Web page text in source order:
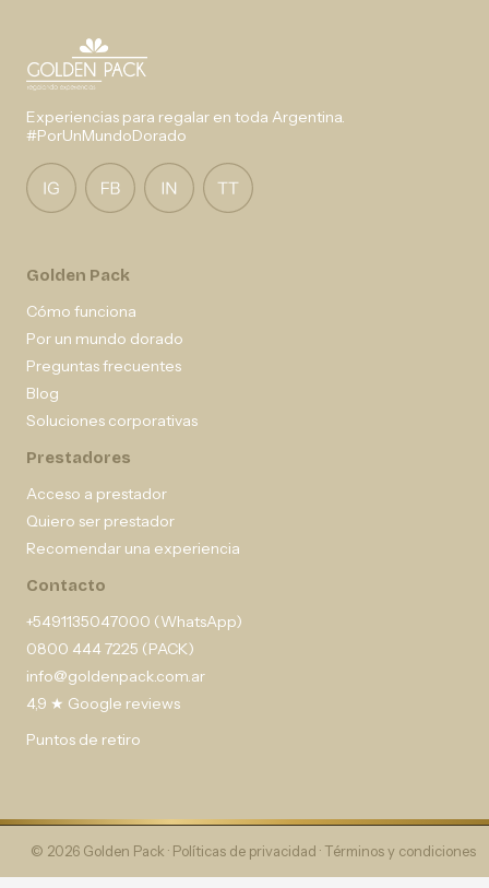
Experiencias para regalar en toda Argentina.
#PorUnMundoDorado
Golden Pack
Cómo funciona
Por un mundo dorado
Preguntas frecuentes
Blog
Soluciones corporativas
Prestadores
Acceso a prestador
Quiero ser prestador
Recomendar una experiencia
Contacto
+5491135047000 (WhatsApp)
0800 444 7225 (PACK)
info@goldenpack.com.ar
4,9 ★ Google reviews
Puntos de retiro
© 2026 Golden Pack · Políticas de privacidad · Términos y condiciones